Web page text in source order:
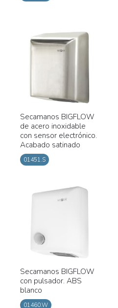
Secamanos BIGFLOW
de acero inoxidable
con sensor electrónico.
Acabado satinado
01451.S
Secamanos BIGFLOW
con pulsador. ABS
blanco
01460.W